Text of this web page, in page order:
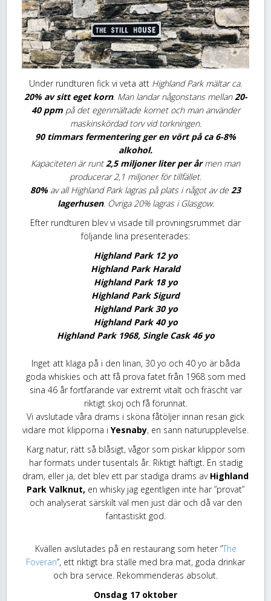
Under rundturen fick vi veta att Highland Park mältar ca.
20% av sitt eget korn. Man landar någonstans mellan 20-
40 ppmpå det egenmältade kornet och man använder
maskinskördad torv vid torkningen.
90 timmars fermentering ger en vört på ca 6-8%
alkohol.
Kapaciteten är runt 2,5 miljoner liter per årmen man
producerar 2,1 miljoner för tillfället.
80% av all Highland Park lagras på plats i något av de 23
lagerhusen. Övriga 20% lagras i Glasgow.
Efter rundturen blev vi visade till provningsrummet där
följande lina presenterades:
Highland Park 12 yo
Highland Park Harald
Highland Park 18 yo
Highland Park Sigurd
Highland Park 30 yo
Highland Park 40 yo
Highland Park 1968, Single Cask 46 yo
Inget att klaga på i den linan, 30 yo och 40 yo är båda
goda whiskies och att få prova fatet från 1968 som med
sina 46 år fortfarande var extremt vitalt och fräscht var
riktigt skoj och få förunnat.
Vi avslutade våra drams i sköna fåtöljer innan resan gick
vidare mot klipporna i Yesnaby, en sann naturupplevelse.
Karg natur, rätt så blåsigt, vågor som piskar klippor som
har formats under tusentals år. Riktigt häftigt. En stadig
dram, eller ja, det blev ett par stadiga drams av Highland
Park Valknut, en whisky jag egentligen inte har ”provat”
och analyserat särskilt väl men just där och då var den
fantastiskt god.
Kvällen avslutades på en restaurang som heter ”The
Foveran”, ett riktigt bra ställe med bra mat, goda drinkar
och bra service. Rekommenderas absolut.
Onsdag 17 oktober